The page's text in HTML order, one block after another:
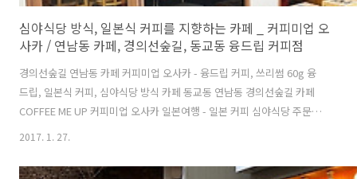
심야식당 방식, 일본식 커피를 지향하는 카페 _ 커피미업 오
사카 / 연남동 카페, 경의선숲길, 동교동 융드립 커피점
경의선숲길 연남동 카페 커피미업 오사카 - 융드립 커피, 쓰리썸 60g 융
드립, 일본식 커피, 심야식당 방식 카페 동교동 연남동 경의선숲길 카페
COFFEE ME UP 커피미업 오사카 일본여행 - 일본 커피 심야식당 주문제
커피 홍대입구역 3번출구에서 연남동 동진시장으로 가는 길 첫 골목의 5
오사카 매장의 특화 메뉴 - 쓰리썸, 싸이폰, 더치 커피미업의 도시 콘셉트
2017. 1. 27.